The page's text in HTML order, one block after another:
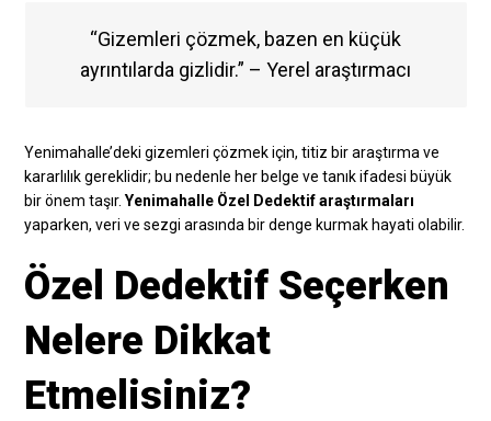
“Gizemleri çözmek, bazen en küçük
ayrıntılarda gizlidir.” – Yerel araştırmacı
Yenimahalle’deki gizemleri çözmek için, titiz bir araştırma ve
kararlılık gereklidir; bu nedenle her belge ve tanık ifadesi büyük
bir önem taşır.Yenimahalle Özel Dedektif araştırmaları
yaparken, veri ve sezgi arasında bir denge kurmak hayati olabilir.
Özel Dedektif Seçerken
Nelere Dikkat
Etmelisiniz?